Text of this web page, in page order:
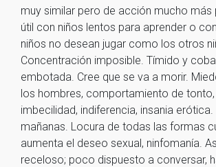
muy similar pero de acción mucho más
útil con niños lentos para aprender o
niños no desean jugar como los otros
Concentración imposible. Tímido y
embotada. Cree que se va a morir.
los hombres, comportamiento de
imbecilidad, indiferencia, insania
mañanas. Locura de todas las formas
aumenta el deseo sexual, ninfomanía.
receloso; poco dispuesto a conversar,